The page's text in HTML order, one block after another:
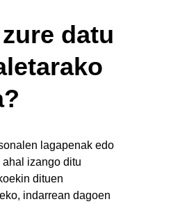
datu
lagapenak edo
izango ditu
dituen
indarrean dagoen